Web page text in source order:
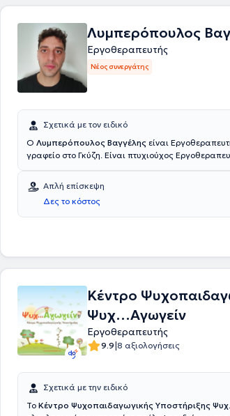
Λυμπερόπουλος
Εργοθεραπευτής
Νέος συνεργάτης
Σχετικά με τον ειδικό
Ο Λυμπερόπουλος Βαγγέλης είναι
γραφείο στο Γκύζη. Είναι πτυχιούχος
αποκατάστασης ΘΗΣΕΑΣ ενώ αξίζει να
γραφείο παρέχει και τη δυνατότητα για κατ' οίκον
Απλή επίσκεψη
Δες το κόστος
Κέντρο
Ψυχ…Αγωγείν
Εργοθεραπευτής
9.9|8 αξιολογήσεις
Σχετικά με την ειδικό
Το Κέντρο Ψυχοπαιδαγωγικής Υποστήριξης